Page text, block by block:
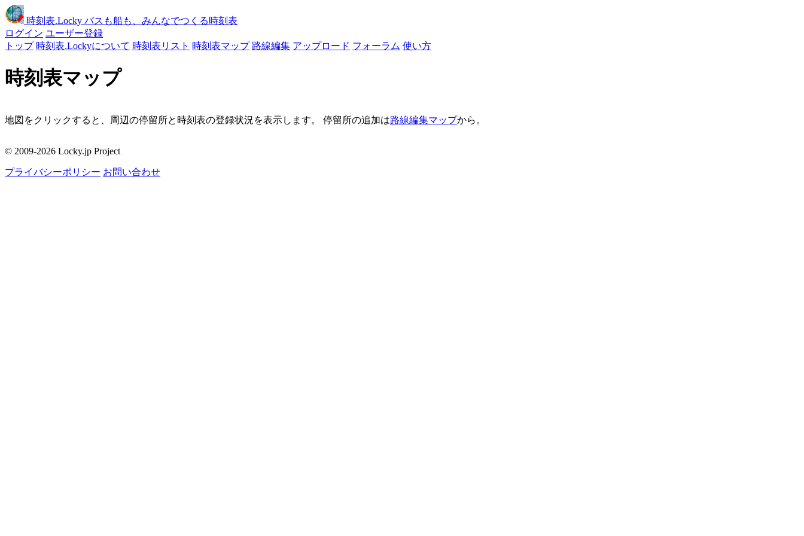
時刻表.Locky バスも船も、みんなでつくる時刻表
ログイン ユーザー登録
トップ 時刻表.Lockyについて 時刻表リスト 時刻表マップ 路線編集 アップロード フォーラム 使い方
時刻表マップ
地図をクリックすると、周辺の停留所と時刻表の登録状況を表示します。 停留所の追加は路線編集マップから。
周辺の停留所
© 2009-2026 Locky.jp Project
プライバシーポリシー お問い合わせ